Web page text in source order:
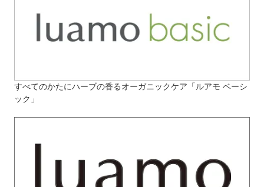
すべてのかたにハーブの香るオーガニックケア「ルアモ ベーシ
ック」